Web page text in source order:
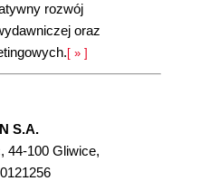
rozwój
oraz
[ » ]
S.A.
44-100 Gliwice,